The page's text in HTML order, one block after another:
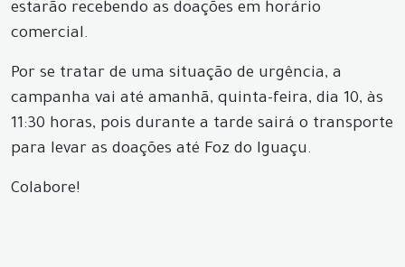
estarão recebendo as doações em horário
comercial.
Por se tratar de uma situação de urgência, a
campanha vai até amanhã, quinta-feira, dia 10, às
11:30 horas, pois durante a tarde sairá o transporte
para levar as doações até Foz do Iguaçu.
Colabore!